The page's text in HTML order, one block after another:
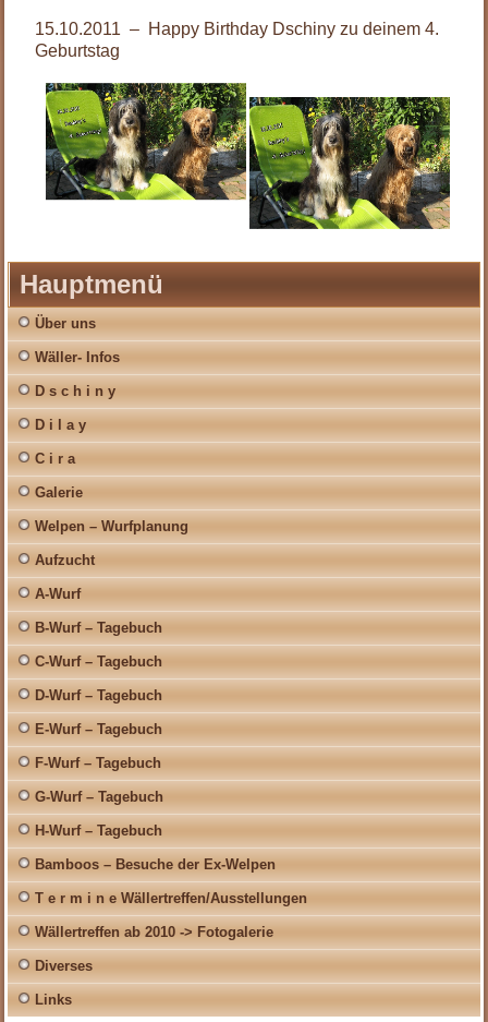
15.10.2011 – Happy Birthday Dschiny zu deinem 4.
Geburtstag
Hauptmenü
Über uns
Wäller- Infos
D s c h i n y
D i l a y
C i r a
Galerie
Welpen – Wurfplanung
Aufzucht
A-Wurf
B-Wurf – Tagebuch
C-Wurf – Tagebuch
D-Wurf – Tagebuch
E-Wurf – Tagebuch
F-Wurf – Tagebuch
G-Wurf – Tagebuch
H-Wurf – Tagebuch
Bamboos – Besuche der Ex-Welpen
T e r m i n e Wällertreffen/Ausstellungen
Wällertreffen ab 2010 -> Fotogalerie
Diverses
Links